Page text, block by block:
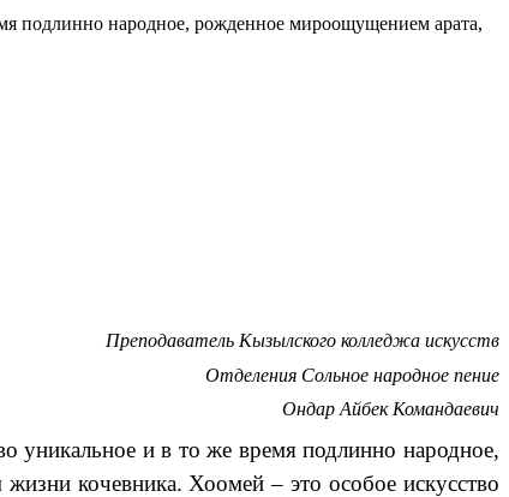
подлинно народное, рожденное мироощущением арата,
Преподаватель Кызылского колледжа искусств
Отделения Сольное народное пение
Ондар Айбек Командаевич
уникальное и в то же время подлинно народное,
кочевника. Хоомей – это особое искусство